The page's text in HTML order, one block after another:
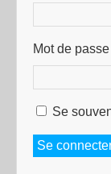
Mot de passe
Se
Se